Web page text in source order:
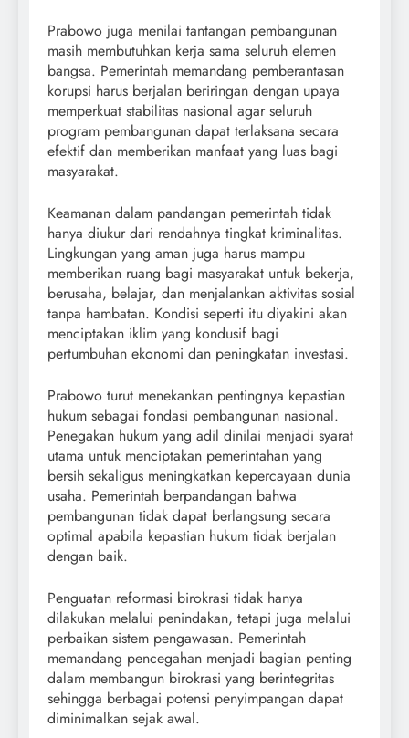
Prabowo juga menilai tantangan pembangunan
masih membutuhkan kerja sama seluruh elemen
bangsa. Pemerintah memandang pemberantasan
korupsi harus berjalan beriringan dengan upaya
memperkuat stabilitas nasional agar seluruh
program pembangunan dapat terlaksana secara
efektif dan memberikan manfaat yang luas bagi
masyarakat.
Keamanan dalam pandangan pemerintah tidak
hanya diukur dari rendahnya tingkat kriminalitas.
Lingkungan yang aman juga harus mampu
memberikan ruang bagi masyarakat untuk bekerja,
berusaha, belajar, dan menjalankan aktivitas sosial
tanpa hambatan. Kondisi seperti itu diyakini akan
menciptakan iklim yang kondusif bagi
pertumbuhan ekonomi dan peningkatan investasi.
Prabowo turut menekankan pentingnya kepastian
hukum sebagai fondasi pembangunan nasional.
Penegakan hukum yang adil dinilai menjadi syarat
utama untuk menciptakan pemerintahan yang
bersih sekaligus meningkatkan kepercayaan dunia
usaha. Pemerintah berpandangan bahwa
pembangunan tidak dapat berlangsung secara
optimal apabila kepastian hukum tidak berjalan
dengan baik.
Penguatan reformasi birokrasi tidak hanya
dilakukan melalui penindakan, tetapi juga melalui
perbaikan sistem pengawasan. Pemerintah
memandang pencegahan menjadi bagian penting
dalam membangun birokrasi yang berintegritas
sehingga berbagai potensi penyimpangan dapat
diminimalkan sejak awal.